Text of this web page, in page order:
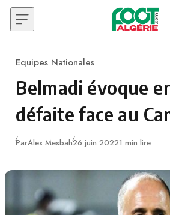
Skip to content
Category
Equipes Nationales
Belmadi évoque
défaite face au
ParAlex MesbahPublié
26 juin 20221 min lire